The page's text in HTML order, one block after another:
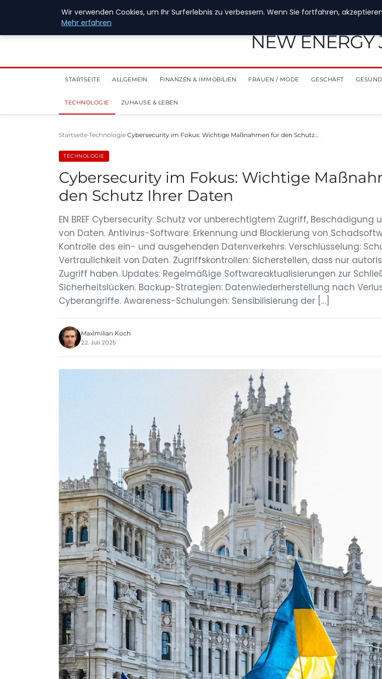
28. Juli 2026
NEW ENERGY
STARTSEITE ALLGEMEIN FINANZEN & IMMOBILIEN FRAUEN / MODE GESCHÄFT
TECHNOLOGIE ZUHAUSE & LEBEN
Startseite Technologie Cybersecurity im Fokus: Wichtige Maßnahmen für den Schutz…
TECHNOLOGIE
Cybersecurity im Fokus: Wichtige
den Schutz Ihrer Daten
EN BREF Cybersecurity: Schutz vor unberechtigtem Zugriff, Beschädigung
von Daten. Antivirus-Software: Erkennung und Blockierung von
Kontrolle des ein- und ausgehenden Datenverkehrs. Verschlüsselung:
Vertraulichkeit von Daten. Zugriffskontrollen: Sicherstellen, dass nur
Zugriff haben. Updates: Regelmäßige Softwareaktualisierungen zur
Sicherheitslücken. Backup-Strategien: Datenwiederherstellung nach
Cyberangriffe. Awareness-Schulungen: Sensibilisierung der […]
Maximilian Koch
22. Juli 2025
Wir verwenden Cookies, um Ihr Surferlebnis zu verbessern. Wenn Sie fortfahren,
Mehr erfahren